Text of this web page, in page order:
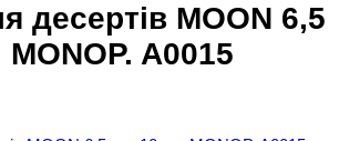
десертів MOON 6,5
A0015